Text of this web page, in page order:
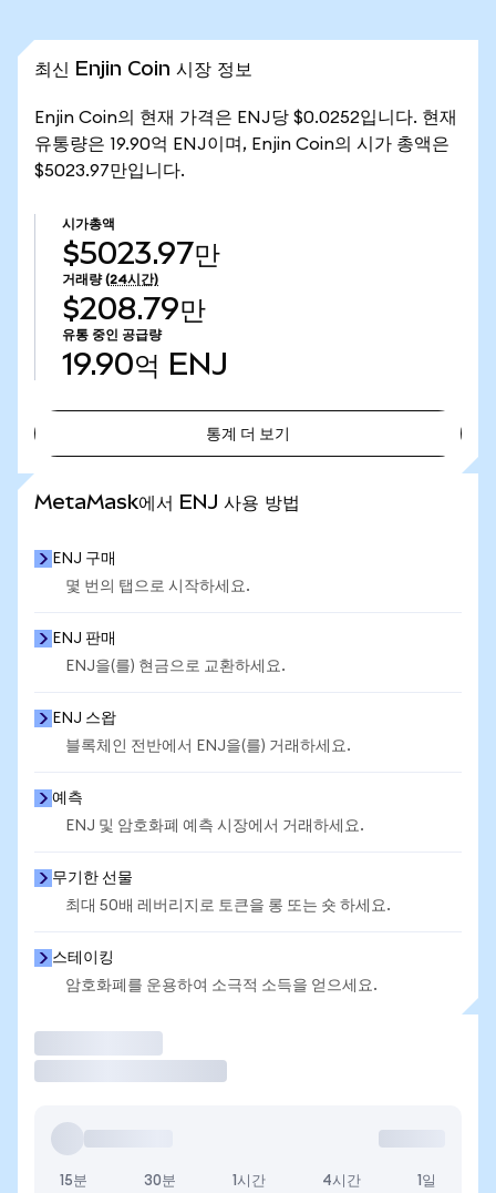
최신 Enjin Coin 시장 정보
Enjin Coin의 현재 가격은 ENJ당 $0.0252입니다. 현재
유통량은 19.90억 ENJ이며, Enjin Coin의 시가 총액은
$5023.97만입니다.
시가총액
$5023.97만
거래량 (24시간)
$208.79만
유통 중인 공급량
19.90억 ENJ
통계 더 보기
MetaMask에서 ENJ 사용 방법
ENJ 구매
몇 번의 탭으로 시작하세요.
ENJ 판매
ENJ을(를) 현금으로 교환하세요.
ENJ 스왑
블록체인 전반에서 ENJ을(를) 거래하세요.
예측
ENJ 및 암호화폐 예측 시장에서 거래하세요.
무기한 선물
최대 50배 레버리지로 토큰을 롱 또는 숏 하세요.
스테이킹
암호화폐를 운용하여 소극적 소득을 얻으세요.
15분 30분 1시간 4시간 1일